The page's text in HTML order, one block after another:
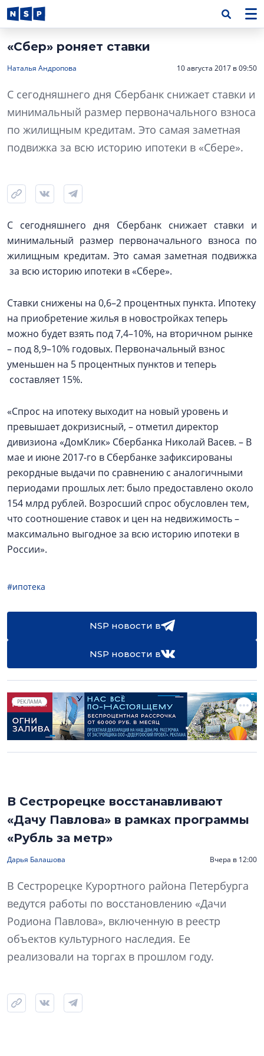
«Сбер» роняет ставки
Наталья Андропова 10 августа 2017 в 09:50
С сегодняшнего дня Сбербанк снижает ставки и
минимальный размер первоначального взноса
по жилищным кредитам. Это самая заметная
подвижка за всю историю ипотеки в «Сбере».
С сегодняшнего дня Сбербанк снижает ставки и
минимальный размер первоначального взноса по
жилищным кредитам. Это самая заметная подвижка
за всю историю ипотеки в «Сбере».
Ставки снижены на 0,6–2 процентных пункта. Ипотеку
на приобретение жилья в новостройках теперь
можно будет взять под 7,4–10%, на вторичном рынке
– под 8,9–10% годовых. Первоначальный взнос
уменьшен на 5 процентных пунктов и теперь
составляет 15%.
«Спрос на ипотеку выходит на новый уровень и
превышает докризисный, – отметил директор
дивизиона «ДомКлик» Сбербанка Николай Васев. – В
мае и июне 2017-го в Сбербанке зафиксированы
рекордные выдачи по сравнению с аналогичными
периодами прошлых лет: было предоставлено около
154 млрд рублей. Возросший спрос обусловлен тем,
что соотношение ставок и цен на недвижимость –
максимально выгодное за всю историю ипотеки в
России».
#ипотека
NSP новости в
NSP новости в
РЕКЛАМА
В Сестрорецке восстанавливают
«Дачу Павлова» в рамках программы
«Рубль за метр»
Дарья Балашова Вчера в 12:00
В Сестрорецке Курортного района Петербурга
ведутся работы по восстановлению «Дачи
Родиона Павлова», включенную в реестр
объектов культурного наследия. Ее
реализовали на торгах в прошлом году.